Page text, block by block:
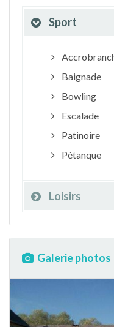
Sport
Baignade
Bowling
Escalade
Patinoire
Pétanque
Loisirs
Galerie photos